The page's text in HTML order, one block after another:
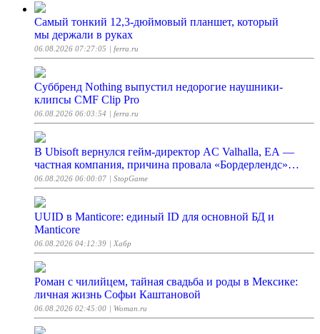
Самый тонкий 12,3-дюймовый планшет, который
мы держали в руках
06.08.2026 07:27:05 | ferra.ru
Суббренд Nothing выпустил недорогие наушники-
клипсы CMF Clip Pro
06.08.2026 06:03:54 | ferra.ru
В Ubisoft вернулся гейм-директор AC Valhalla, EA —
частная компания, причина провала «Бордерлендс»…
06.08.2026 06:00:07 | StopGame
UUID в Manticore: единый ID для основной БД и
Manticore
06.08.2026 04:12:39 | Хабр
Роман с чилийцем, тайная свадьба и роды в Мексике:
личная жизнь Софьи Каштановой
06.08.2026 02:45:00 | Woman.ru